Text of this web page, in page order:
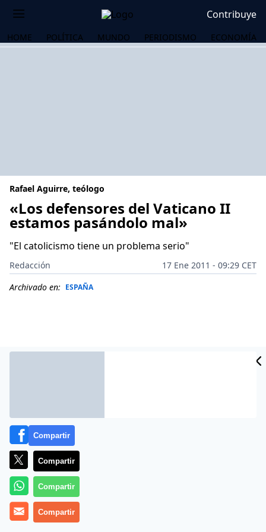
Contribuye
HOME POLÍTICA MUNDO PERIODISMO ECONOMÍA
Rafael Aguirre, teólogo
«Los defensores del Vaticano II
estamos pasándolo mal»
"El catolicismo tiene un problema serio"
Redacción
17 Ene 2011 - 09:29 CET
Archivado en: ESPAÑA
Más información
Compartir
Compartir
Compartir
Compartir